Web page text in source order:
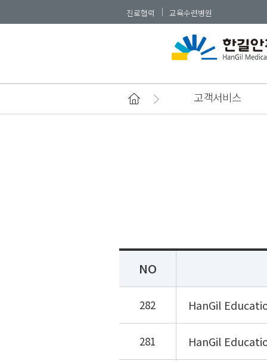
진료협력 교육수련병원
고객서비스
NO
282 HanGil
281 HanGil